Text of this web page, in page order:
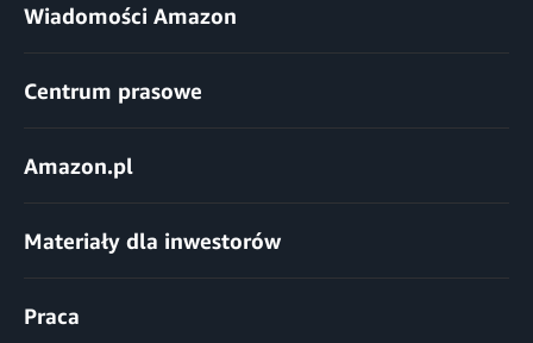
Wiadomości Amazon
Centrum prasowe
Amazon.pl
Materiały dla inwestorów
Praca